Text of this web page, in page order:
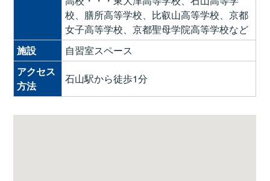
校、膳所高等学校、比叡山高等学校、京都
女子高等学校、京都聖母学院高等学校など
施設
自習室スペース
アクセス
方法
石山駅から徒歩1分